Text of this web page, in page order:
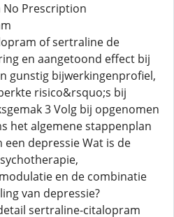
No Prescription
of sertraline de
en aangetoond effect bij
gunstig bijwerkingenprofiel,
risico&rsquo;s bij
3 Volg bij opgenomen
het algemene stappenplan
depressie Wat is de
en de combinatie
van depressie?
sertraline-citalopram